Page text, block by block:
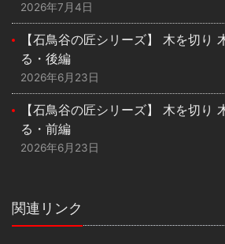
2026年7月4日
【石鳥谷の匠シリーズ】 木を切り
る・後編
2026年6月23日
【石鳥谷の匠シリーズ】 木を切り
る・前編
2026年6月23日
関連リンク